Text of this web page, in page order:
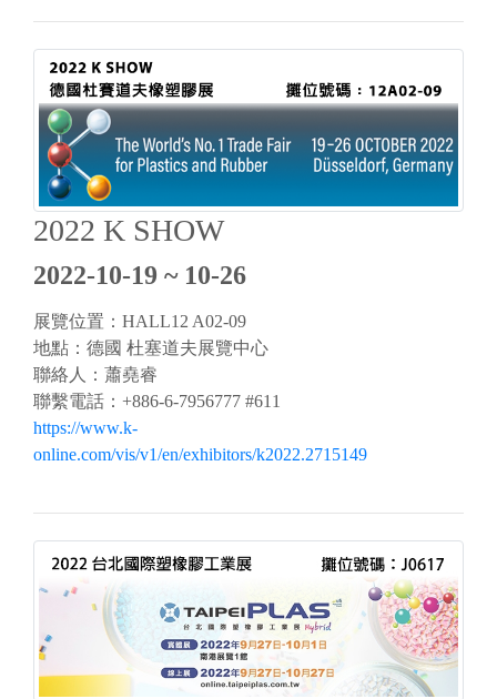
2022 K SHOW
2022-10-19 ~ 10-26
展覽位置：HALL12 A02-09
地點：德國 杜塞道夫展覽中心
聯絡人：蕭堯睿
聯繫電話：+886-6-7956777 #611
https://www.k-
online.com/vis/v1/en/exhibitors/k2022.2715149